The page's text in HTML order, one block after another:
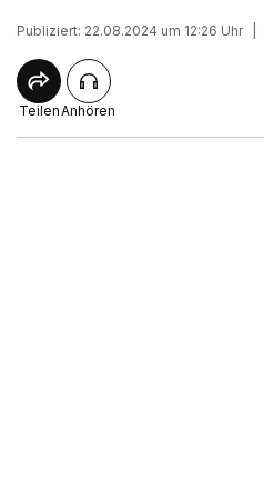
Publiziert: 22.08.2024 um 12:26 Uhr
TeilenAnhören